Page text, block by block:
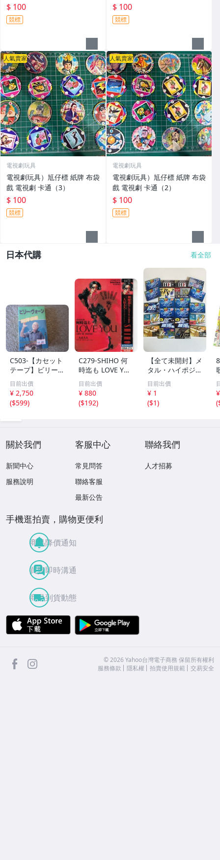
$ 100
競標
$ 100
競標
人氣賣家
電視劇玩具
電視劇玩具）尪仔標 紙牌 布袋
戲 電視劇 卡通（3）
$ 100
競標
人氣賣家
電視劇玩具
電視劇玩具）尪仔標 紙牌 布袋
戲 電視劇 卡通（2）
$ 100
競標
日本代購 看全部
C503-【カセット
テープ】ビリー・
ヴォーン ベス
ト BEST ONE
全２０曲
目前出價
¥ 2,750
($599)
C279-SHIHO 何
時迄も LOVE YO
U ※歌詞アリ
目前出價
¥ 880
($192)
【全て未開封】メ
タル・ハイポジ中
心 カセットテー
プ大量まとめ 約
1.7kg AXIA TDK
SONY maxell 生
目前出價
¥ 1
($1)
(
關於我們
新聞中心
服務說明
客服中心
常見問答
聯絡客服
最新公告
聯絡我們
人才招募
手機逛拍賣，購物更便利
商品降價通知
買賣即時溝通
商品到貨動態
APP Store
facebook ©2026 Yahoo台灣電子商務 保留所有權利
服務條款
隱私權 拍賣使用規範 交易安全